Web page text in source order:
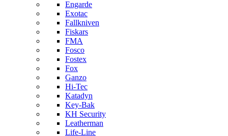
Engarde
Exotac
Fallkniven
Fiskars
FMA
Fosco
Fostex
Fox
Ganzo
Hi-Tec
Katadyn
Key-Bak
KH Security
Leatherman
Life-Line